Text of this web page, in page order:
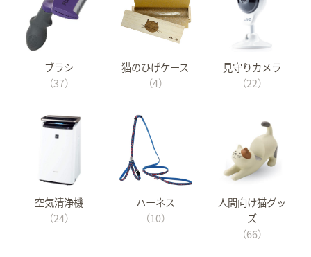
ブラシ
（37）
猫のひげケース
（4）
見守りカメラ
（22）
空気清浄機
（24）
ハーネス
（10）
人間向け猫グッ
ズ
（66）